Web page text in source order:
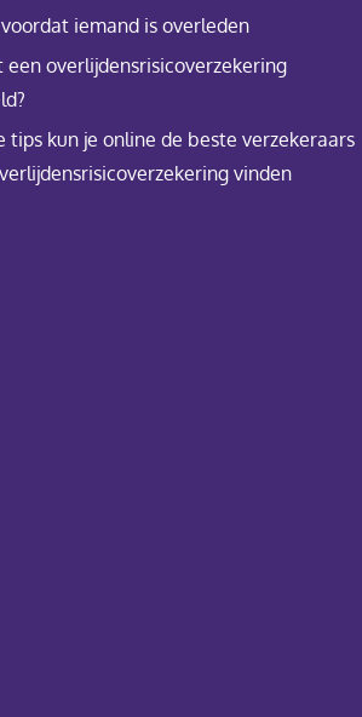
iemand is overleden
een overlijdensrisicoverzekering
tips kun je online de beste verzekeraars
vinden